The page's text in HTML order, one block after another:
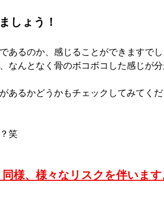
しょう！
あるのか、感じることができますで
なんとなく骨のボコボコした感じが
あるかどうかもチェックしてみてく
笑
様、様々なリスクを伴いま